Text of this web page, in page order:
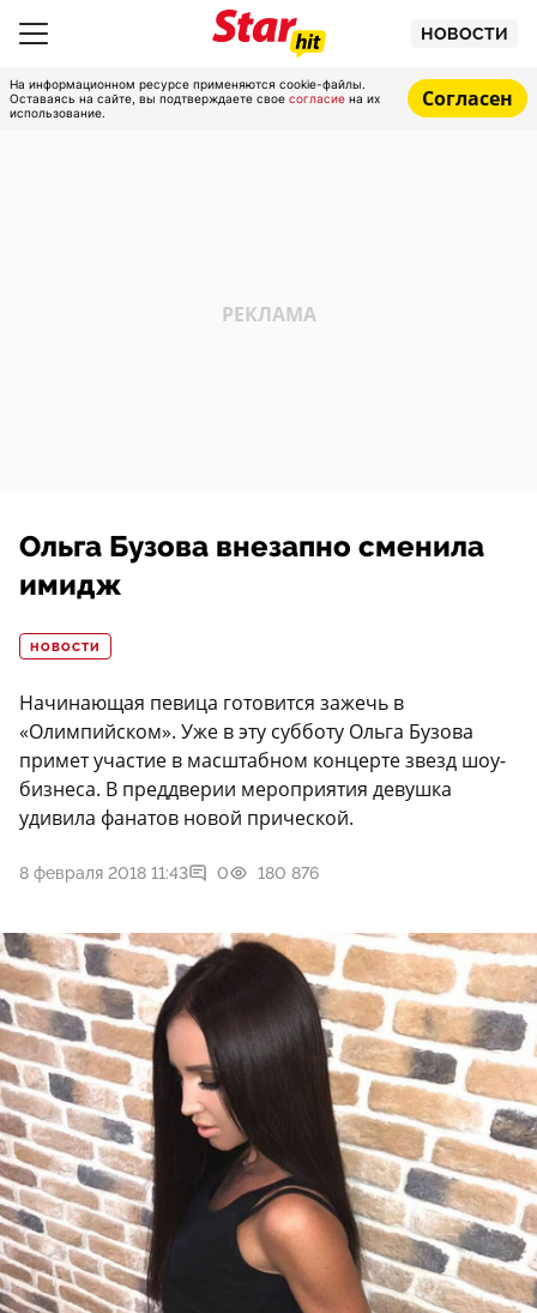
НОВОСТИ
На информационном ресурсе применяются cookie-файлы.
Оставаясь на сайте, вы подтверждаете свое согласие на их
использование.
Согласен
Ольга Бузова внезапно сменила
имидж
НОВОСТИ
Начинающая певица готовится зажечь в
«Олимпийском». Уже в эту субботу Ольга Бузова
примет участие в масштабном концерте звезд шоу-
бизнеса. В преддверии мероприятия девушка
удивила фанатов новой прической.
8 февраля 2018 11:43 0 180 876